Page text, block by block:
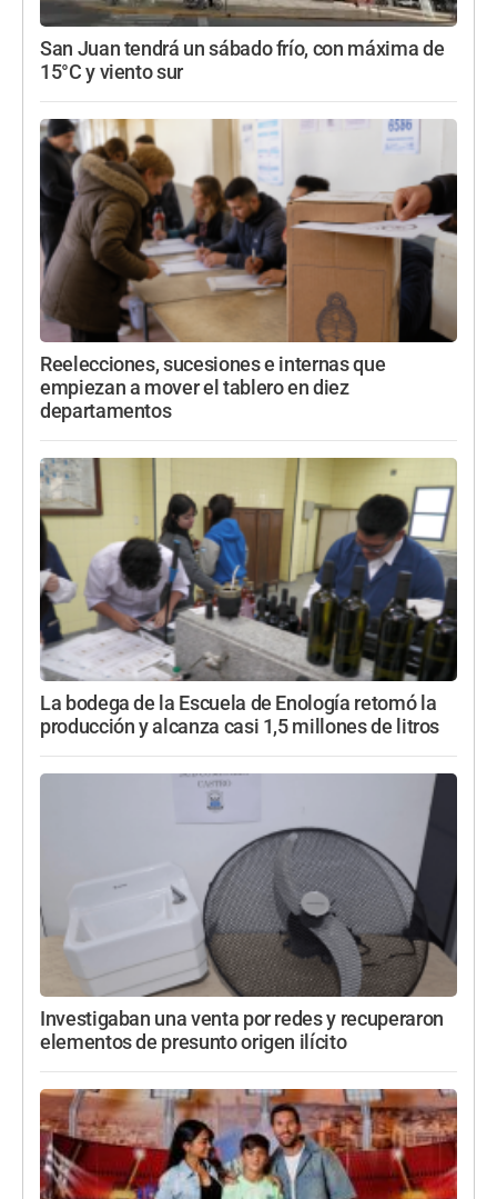
San Juan tendrá un sábado frío, con máxima de
15°C y viento sur
Reelecciones, sucesiones e internas que
empiezan a mover el tablero en diez
departamentos
La bodega de la Escuela de Enología retomó la
producción y alcanza casi 1,5 millones de litros
Investigaban una venta por redes y recuperaron
elementos de presunto origen ilícito